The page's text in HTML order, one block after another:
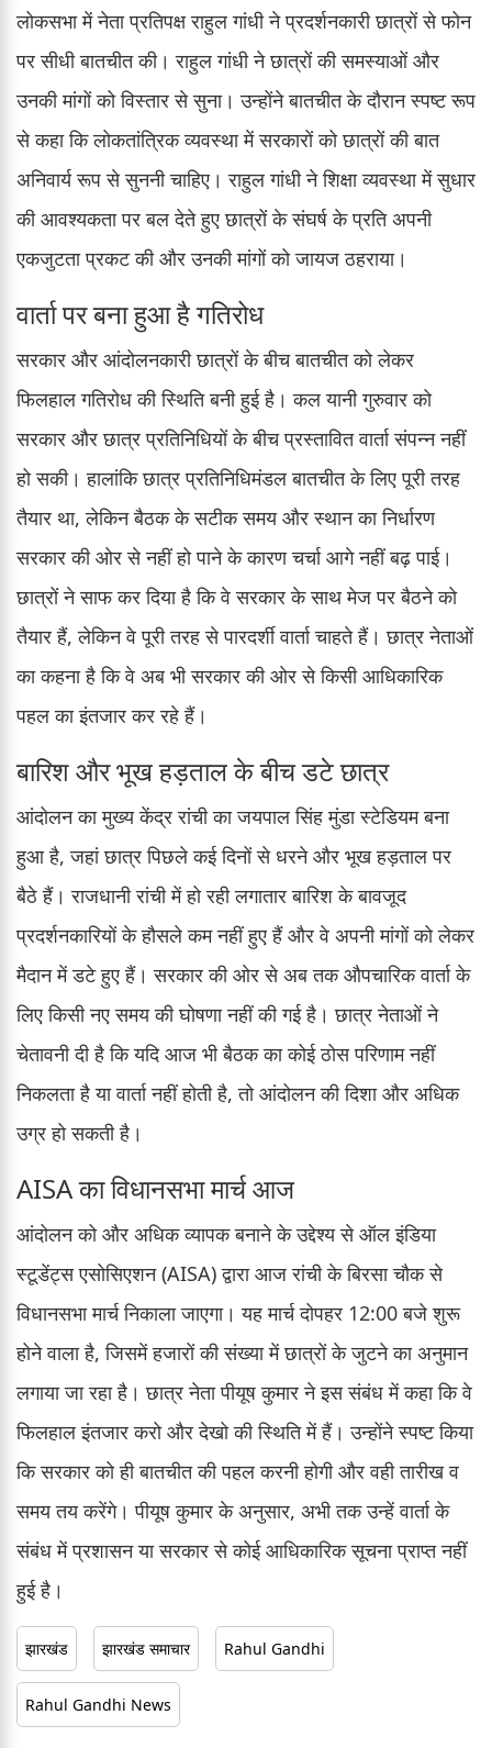
लोकसभा में नेता प्रतिपक्ष राहुल गांधी ने प्रदर्शनकारी छात्रों से फोन
पर सीधी बातचीत की। राहुल गांधी ने छात्रों की समस्याओं और
उनकी मांगों को विस्तार से सुना। उन्होंने बातचीत के दौरान स्पष्ट रूप
से कहा कि लोकतांत्रिक व्यवस्था में सरकारों को छात्रों की बात
अनिवार्य रूप से सुननी चाहिए। राहुल गांधी ने शिक्षा व्यवस्था में सुधार
की आवश्यकता पर बल देते हुए छात्रों के संघर्ष के प्रति अपनी
एकजुटता प्रकट की और उनकी मांगों को जायज ठहराया।
वार्ता पर बना हुआ है गतिरोध
सरकार और आंदोलनकारी छात्रों के बीच बातचीत को लेकर
फिलहाल गतिरोध की स्थिति बनी हुई है। कल यानी गुरुवार को
सरकार और छात्र प्रतिनिधियों के बीच प्रस्तावित वार्ता संपन्न नहीं
हो सकी। हालांकि छात्र प्रतिनिधिमंडल बातचीत के लिए पूरी तरह
तैयार था, लेकिन बैठक के सटीक समय और स्थान का निर्धारण
सरकार की ओर से नहीं हो पाने के कारण चर्चा आगे नहीं बढ़ पाई।
छात्रों ने साफ कर दिया है कि वे सरकार के साथ मेज पर बैठने को
तैयार हैं, लेकिन वे पूरी तरह से पारदर्शी वार्ता चाहते हैं। छात्र नेताओं
का कहना है कि वे अब भी सरकार की ओर से किसी आधिकारिक
पहल का इंतजार कर रहे हैं।
बारिश और भूख हड़ताल के बीच डटे छात्र
आंदोलन का मुख्य केंद्र रांची का जयपाल सिंह मुंडा स्टेडियम बना
हुआ है, जहां छात्र पिछले कई दिनों से धरने और भूख हड़ताल पर
बैठे हैं। राजधानी रांची में हो रही लगातार बारिश के बावजूद
प्रदर्शनकारियों के हौसले कम नहीं हुए हैं और वे अपनी मांगों को लेकर
मैदान में डटे हुए हैं। सरकार की ओर से अब तक औपचारिक वार्ता के
लिए किसी नए समय की घोषणा नहीं की गई है। छात्र नेताओं ने
चेतावनी दी है कि यदि आज भी बैठक का कोई ठोस परिणाम नहीं
निकलता है या वार्ता नहीं होती है, तो आंदोलन की दिशा और अधिक
उग्र हो सकती है।
AISA का विधानसभा मार्च आज
आंदोलन को और अधिक व्यापक बनाने के उद्देश्य से ऑल इंडिया
स्टूडेंट्स एसोसिएशन (AISA) द्वारा आज रांची के बिरसा चौक से
विधानसभा मार्च निकाला जाएगा। यह मार्च दोपहर 12:00 बजे शुरू
होने वाला है, जिसमें हजारों की संख्या में छात्रों के जुटने का अनुमान
लगाया जा रहा है। छात्र नेता पीयूष कुमार ने इस संबंध में कहा कि वे
फिलहाल इंतजार करो और देखो की स्थिति में हैं। उन्होंने स्पष्ट किया
कि सरकार को ही बातचीत की पहल करनी होगी और वही तारीख व
समय तय करेंगे। पीयूष कुमार के अनुसार, अभी तक उन्हें वार्ता के
संबंध में प्रशासन या सरकार से कोई आधिकारिक सूचना प्राप्त नहीं
हुई है।
झारखंड झारखंड समाचार Rahul Gandhi
Rahul Gandhi News